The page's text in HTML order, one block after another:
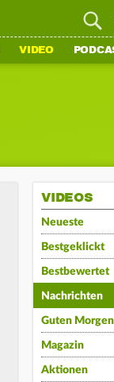
VIDEO
VIDEOS
Neueste
Bestgeklickt
Bestbewertet
Nachrichten
Guten
Magazin
Aktionen